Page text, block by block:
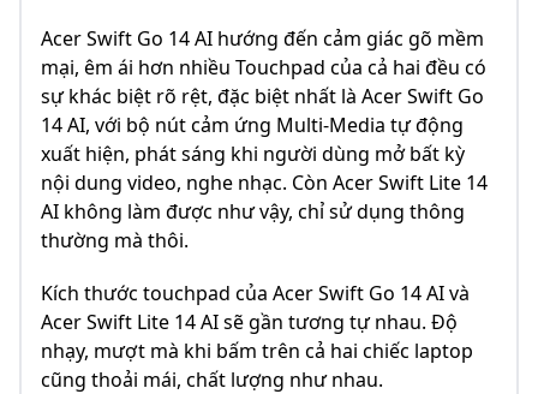
Acer Swift Go 14 AI hướng đến cảm giác gõ mềm
mại, êm ái hơn nhiều Touchpad của cả hai đều có
sự khác biệt rõ rệt, đặc biệt nhất là Acer Swift Go
14 AI, với bộ nút cảm ứng Multi-Media tự động
xuất hiện, phát sáng khi người dùng mở bất kỳ
nội dung video, nghe nhạc. Còn Acer Swift Lite 14
AI không làm được như vậy, chỉ sử dụng thông
thường mà thôi.
Kích thước touchpad của Acer Swift Go 14 AI và
Acer Swift Lite 14 AI sẽ gần tương tự nhau. Độ
nhạy, mượt mà khi bấm trên cả hai chiếc laptop
cũng thoải mái, chất lượng như nhau.